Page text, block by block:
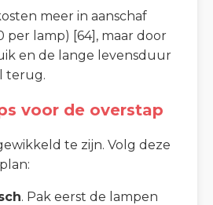
meer in aanschaf
per lamp) [64], maar door
en de lange levensduur
terug.
voor de overstap
te zijn. Volg deze
. Pak eerst de lampen